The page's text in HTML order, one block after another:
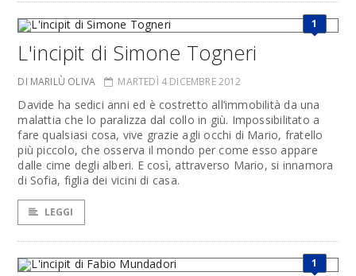
1
L'incipit di Simone Togneri
DI MARILÙ OLIVA MARTEDÌ 4 DICEMBRE 2012
Davide ha sedici anni ed è costretto all’immobilità da una
malattia che lo paralizza dal collo in giù. Impossibilitato a
fare qualsiasi cosa, vive grazie agli occhi di Mario, fratello
più piccolo, che osserva il mondo per come esso appare
dalle cime degli alberi. E così, attraverso Mario, si innamora
di Sofia, figlia dei vicini di casa.
LEGGI
1